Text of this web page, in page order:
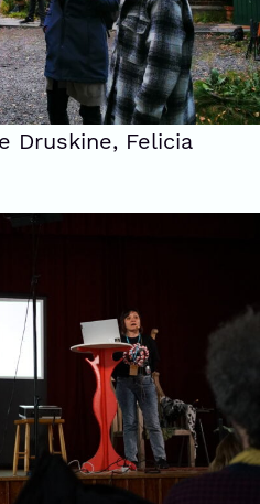
Druskine, Felicia